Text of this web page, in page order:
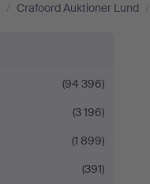
/ Crafoord Auktioner Lund /
(94 396)
(3 196)
(1 899)
(391)